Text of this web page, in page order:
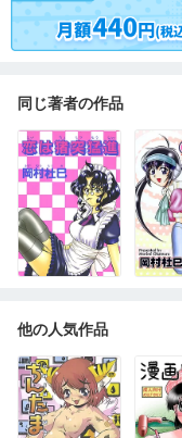
同じ著者の作品
他の人気作品